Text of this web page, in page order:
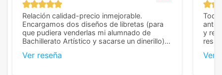
Relación calidad-precio inmejorable.
Encargamos dos diseños de libretas (para
que pudiera venderlas mi alumnado de
Bachillerato Artístico y sacarse un dinerillo) y
diferencia, con libretas de muy buena calidad
Ver reseña
Todo
y
Ver